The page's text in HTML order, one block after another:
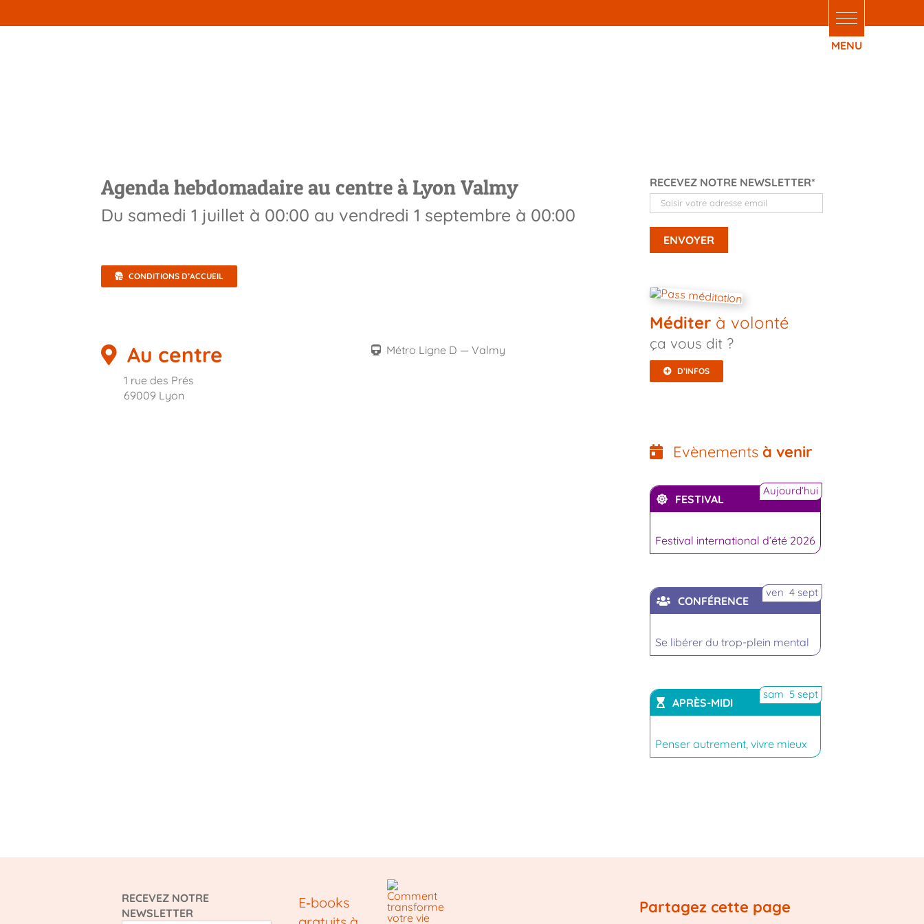
Agenda hebdomadaire au centre à Lyon Valmy
Du samedi 1 juillet à 00:00 au vendredi 1 septembre à 00:00
CONDITIONS D’ACCUEIL
Au centre
1 rue des Prés
69009 Lyon
Métro Ligne D — Valmy
RECEVEZ NOTRE NEWSLETTER*
Méditer à volonté
ça vous dit ?
D’INFOS
Evènements à venir
FESTIVAL
Aujourd’hui
Festival international d’été 2026
CONFÉRENCE
ven 4 sept
Se libérer du trop-plein mental
APRÈS-MIDI
sam 5 sept
Penser autrement, vivre mieux
RECEVEZ NOTRE
NEWSLETTER
E‑books
Partagez cette page